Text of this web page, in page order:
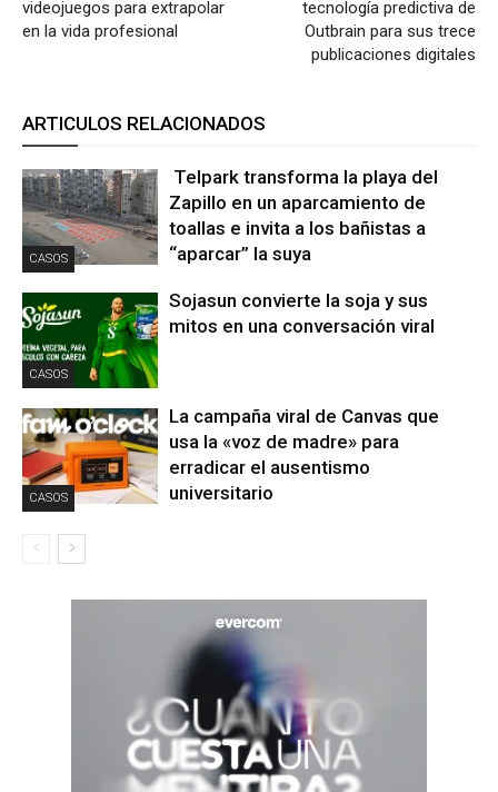
videojuegos para extrapolar
en la vida profesional
tecnología predictiva de
Outbrain para sus trece
publicaciones digitales
ARTICULOS RELACIONADOS
CASOS
Telpark transforma la playa del
Zapillo en un aparcamiento de
toallas e invita a los bañistas a
“aparcar” la suya
CASOS
Sojasun convierte la soja y sus
mitos en una conversación viral
CASOS
La campaña viral de Canvas que
usa la «voz de madre» para
erradicar el ausentismo
universitario